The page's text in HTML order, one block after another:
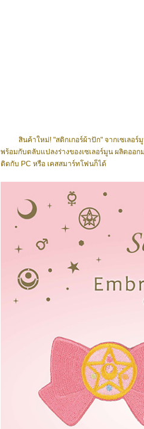
สินค้าใหม่! "สติกเกอร์ผ้าปัก" จากเซเลอ
พร้อมกับตลับแปลงร่างของเซเลอร์มูน ผลิตอ
ติดกับ PC หรือ เคสสมาร์ทโฟนก็ได้